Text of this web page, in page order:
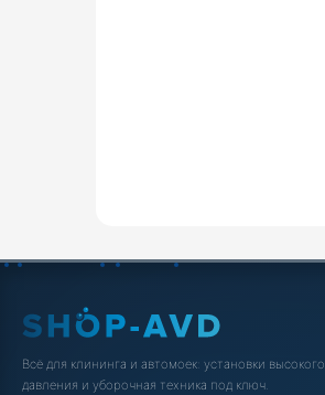
Всё для клининга и автомоек: установки высокого
давления и уборочная техника под ключ.